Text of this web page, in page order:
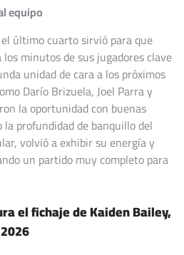
equipo
último cuarto sirvió para que
minutos de sus jugadores clave
unidad de cara a los próximos
Darío Brizuela, Joel Parra y
la oportunidad con buenas
profundidad de banquillo del
volvió a exhibir su energía y
un partido muy completo para
el fichaje de Kaiden Bailey,